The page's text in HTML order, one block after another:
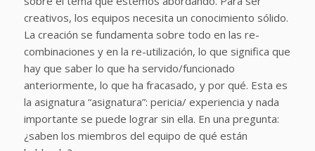
creativos, los equipos necesita un conocimiento sólido.
La creación se fundamenta sobre todo en las re-
combinaciones y en la re-utilización, lo que significa que
hay que saber lo que ha servido/funcionado
anteriormente, lo que ha fracasado, y por qué. Esta es
la asignatura “asignatura”: pericia/ experiencia y nada
importante se puede lograr sin ella. En una pregunta:
¿saben los miembros del equipo de qué están